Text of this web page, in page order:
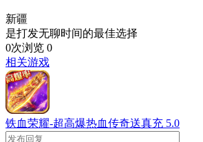
新疆
是打发无聊时间的最佳选择
0次浏览 0
相关游戏
铁血荣耀-超高爆热血传奇送真充 5.0